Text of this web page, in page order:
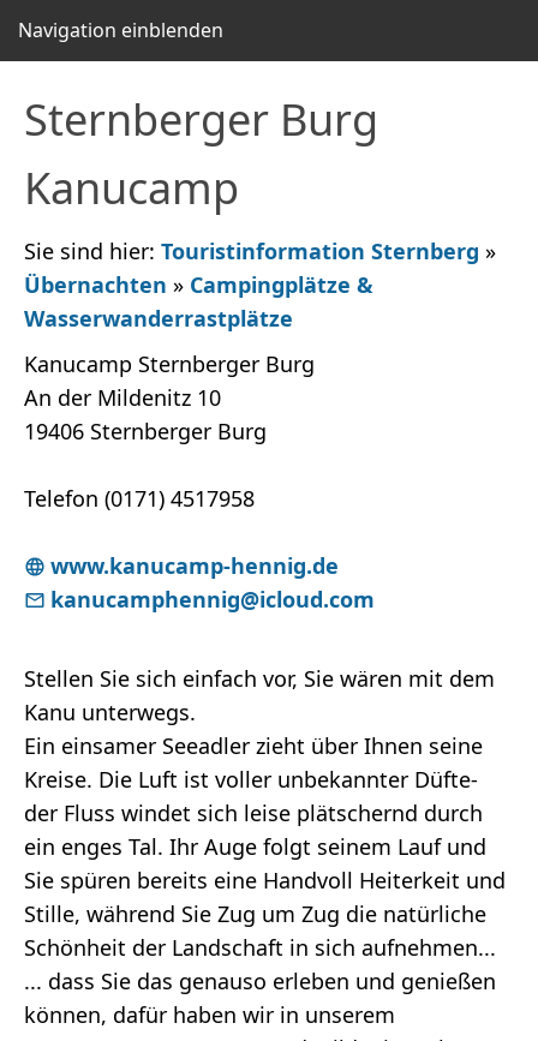
Navigation einblenden
Sternberger Burg
Kanucamp
Sie sind hier: Touristinformation Sternberg »
Übernachten » Campingplätze &
Wasserwanderrastplätze
Kanucamp Sternberger Burg
An der Mildenitz 10
19406 Sternberger Burg
Telefon (0171) 4517958
www.kanucamp-hennig.de
kanucamphennig@icloud.com
Stellen Sie sich einfach vor, Sie wären mit dem
Kanu unterwegs.
Ein einsamer Seeadler zieht über Ihnen seine
Kreise. Die Luft ist voller unbekannter Düfte-
der Fluss windet sich leise plätschernd durch
ein enges Tal. Ihr Auge folgt seinem Lauf und
Sie spüren bereits eine Handvoll Heiterkeit und
Stille, während Sie Zug um Zug die natürliche
Schönheit der Landschaft in sich aufnehmen...
... dass Sie das genauso erleben und genießen
können, dafür haben wir in unserem